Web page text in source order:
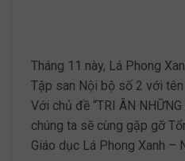
Tháng 11 này, Lá Phong
Tập san Nội bộ số 2 với tên
Với chủ đề “TRI ÂN
chúng ta sẽ cùng gặp gỡ
Giáo dục Lá Phong Xanh –